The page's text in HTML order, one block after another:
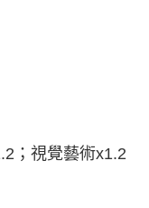
；視覺藝術x1.2